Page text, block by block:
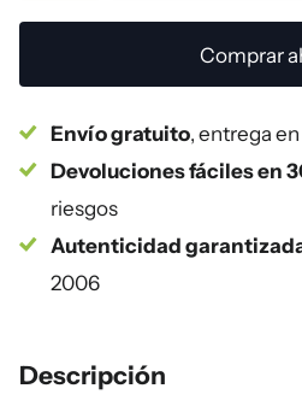
Comprar
Envío gratuito, entrega en
Devoluciones fáciles en
riesgos
Autenticidad
2006
Descripción